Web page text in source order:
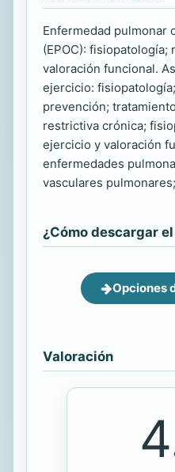
Enfermedad pulmonar
(EPOC):
valoración funcional.
ejercicio:
prevención;
restrictiva crónica;
ejercicio y valoración
enfermedades
vasculares
¿Cómo descargar
Opciones
Valoración